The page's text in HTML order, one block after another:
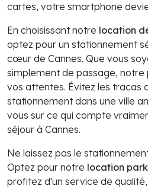
cartes, votre smartphone
En choisissant notre location
optez pour un stationnement
cœur de Cannes. Que vous
simplement de passage,
vos attentes. Évitez les tracas
stationnement dans une ville
vous sur ce qui compte
séjour à Cannes.
Ne laissez pas le
Optez pour notre location
profitez d'un service de